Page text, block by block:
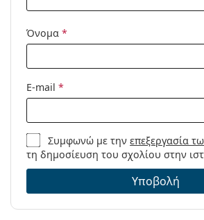
Όνομα *
E-mail *
Συμφωνώ με τηνεπεξεργασία
τη δημοσίευση του σχολίου στην
Υποβολή